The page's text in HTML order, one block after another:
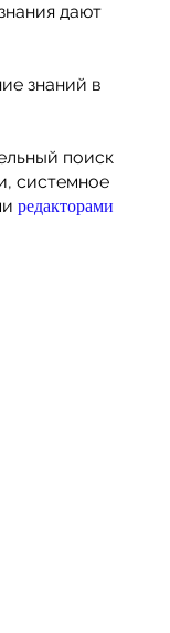
дают
знаний в
поиск
системное
редакторами